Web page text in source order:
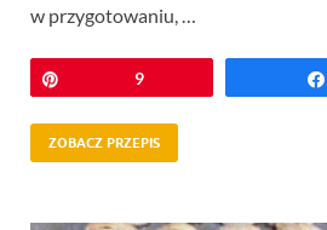
w przygotowaniu, …
Przypnij9
ZOBACZ PRZEPIS